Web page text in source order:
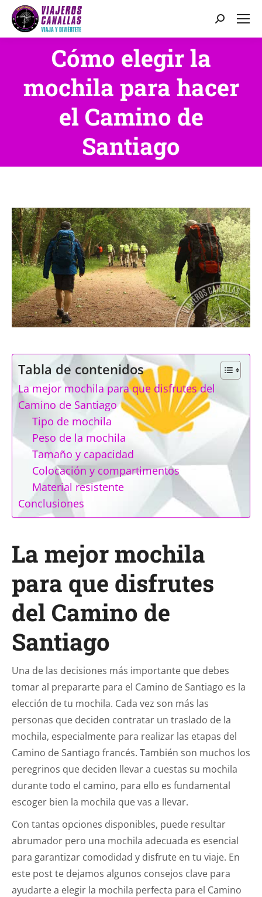
Buscar:
Cómo elegir la
mochila para hacer
el Camino de
Santiago
Estás aquí:
Tabla de contenidos
La mejor mochila para que disfrutes del
Camino de Santiago
Tipo de mochila
Peso de la mochila
Tamaño y capacidad
Colocación y compartimentos
Material resistente
Conclusiones
La mejor mochila
para que disfrutes
del Camino de
Santiago
Una de las decisiones más importante que debes
tomar al prepararte para el Camino de Santiago es la
elección de tu mochila. Cada vez son más las
personas que deciden contratar un traslado de la
mochila, especialmente para realizar las etapas del
Camino de Santiago francés. También son muchos los
peregrinos que deciden llevar a cuestas su mochila
durante todo el camino, para ello es fundamental
escoger bien la mochila que vas a llevar.
Con tantas opciones disponibles, puede resultar
abrumador pero una mochila adecuada es esencial
para garantizar comodidad y disfrute en tu viaje. En
este post te dejamos algunos consejos clave para
ayudarte a elegir la mochila perfecta para el Camino